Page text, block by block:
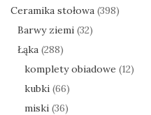
Ceramika stołowa (398)
Barwy ziemi (32)
Łąka (288)
komplety obiadowe (12)
kubki (66)
miski (36)